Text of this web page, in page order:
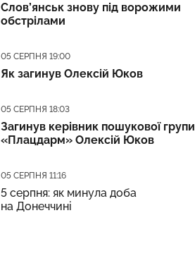
Слов’янськ знову під ворожими
обстрілами
Дата публікації
05 СЕРПНЯ 19:00
Як загинув Олексій Юков
Дата публікації
05 СЕРПНЯ 18:03
Загинув керівник пошукової групи
«Плацдарм» Олексій Юков
Дата публікації
05 СЕРПНЯ 11:16
5 серпня: як минула доба
на Донеччині